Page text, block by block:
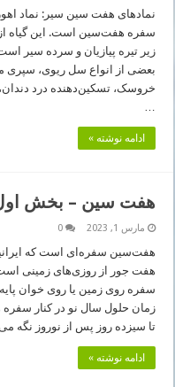
نمادهای هفت سین سیر: نماد
سفره هفت‌سین است. این گیاه از
زیر تیره پیازیان و سرده سیر
بعضی از انواع سل ریوی، سپری
خروسک، تسکین‌دهنده درد دندان،
ادامه نوشته »
هفت سین – بخش
مارس 1, 2023 0
هفت‌سین سفره‌ای است که
هفت جور از روزی‌های زمینی
سفره روی زمین یا روی خوان
زمان حلول سال نو در کنار
تا سیزده روز پس از نوروز نگه
ادامه نوشته »